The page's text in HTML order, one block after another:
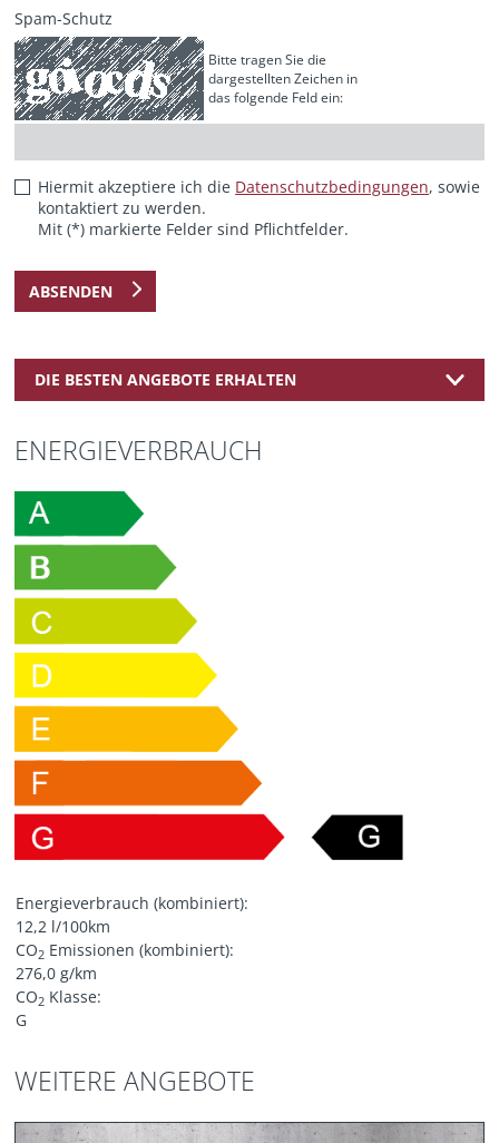
Spam-Schutz
Bitte tragen Sie die
dargestellten Zeichen in
das folgende Feld ein:
Hiermit akzeptiere ich die Datenschutzbedingungen, sowie
kontaktiert zu werden.
Mit (*) markierte Felder sind Pflichtfelder.
ABSENDEN
DIE BESTEN ANGEBOTE ERHALTEN
ENERGIEVERBRAUCH
Energieverbrauch (kombiniert):
12,2 l/100km
CO2 Emissionen (kombiniert):
276,0 g/km
CO2 Klasse:
G
WEITERE ANGEBOTE